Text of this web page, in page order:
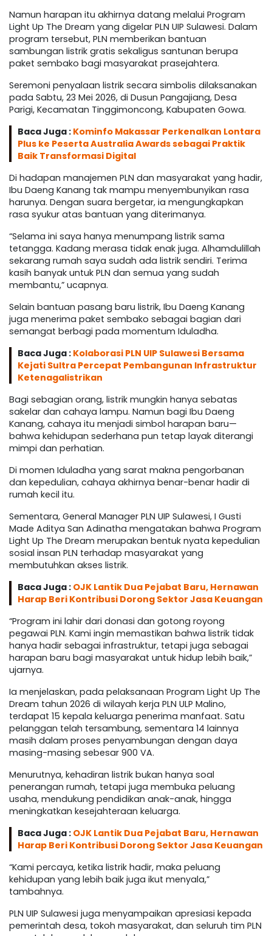
Namun harapan itu akhirnya datang melalui Program
Light Up The Dream yang digelar PLN UIP Sulawesi. Dalam
program tersebut, PLN memberikan bantuan
sambungan listrik gratis sekaligus santunan berupa
paket sembako bagi masyarakat prasejahtera.
Seremoni penyalaan listrik secara simbolis dilaksanakan
pada Sabtu, 23 Mei 2026, di Dusun Pangajiang, Desa
Parigi, Kecamatan Tinggimoncong, Kabupaten Gowa.
Baca Juga : Kominfo Makassar Perkenalkan Lontara
Plus ke Peserta Australia Awards sebagai Praktik
Baik Transformasi Digital
Di hadapan manajemen PLN dan masyarakat yang hadir,
Ibu Daeng Kanang tak mampu menyembunyikan rasa
harunya. Dengan suara bergetar, ia mengungkapkan
rasa syukur atas bantuan yang diterimanya.
“Selama ini saya hanya menumpang listrik sama
tetangga. Kadang merasa tidak enak juga. Alhamdulillah
sekarang rumah saya sudah ada listrik sendiri. Terima
kasih banyak untuk PLN dan semua yang sudah
membantu,” ucapnya.
Selain bantuan pasang baru listrik, Ibu Daeng Kanang
juga menerima paket sembako sebagai bagian dari
semangat berbagi pada momentum Iduladha.
Baca Juga : Kolaborasi PLN UIP Sulawesi Bersama
Kejati Sultra Percepat Pembangunan Infrastruktur
Ketenagalistrikan
Bagi sebagian orang, listrik mungkin hanya sebatas
sakelar dan cahaya lampu. Namun bagi Ibu Daeng
Kanang, cahaya itu menjadi simbol harapan baru—
bahwa kehidupan sederhana pun tetap layak diterangi
mimpi dan perhatian.
Di momen Iduladha yang sarat makna pengorbanan
dan kepedulian, cahaya akhirnya benar-benar hadir di
rumah kecil itu.
Sementara, General Manager PLN UIP Sulawesi, I Gusti
Made Aditya San Adinatha mengatakan bahwa Program
Light Up The Dream merupakan bentuk nyata kepedulian
sosial insan PLN terhadap masyarakat yang
membutuhkan akses listrik.
Baca Juga : OJK Lantik Dua Pejabat Baru, Hernawan
Harap Beri Kontribusi Dorong Sektor Jasa Keuangan
“Program ini lahir dari donasi dan gotong royong
pegawai PLN. Kami ingin memastikan bahwa listrik tidak
hanya hadir sebagai infrastruktur, tetapi juga sebagai
harapan baru bagi masyarakat untuk hidup lebih baik,”
ujarnya.
Ia menjelaskan, pada pelaksanaan Program Light Up The
Dream tahun 2026 di wilayah kerja PLN ULP Malino,
terdapat 15 kepala keluarga penerima manfaat. Satu
pelanggan telah tersambung, sementara 14 lainnya
masih dalam proses penyambungan dengan daya
masing-masing sebesar 900 VA.
Menurutnya, kehadiran listrik bukan hanya soal
penerangan rumah, tetapi juga membuka peluang
usaha, mendukung pendidikan anak-anak, hingga
meningkatkan kesejahteraan keluarga.
Baca Juga : OJK Lantik Dua Pejabat Baru, Hernawan
Harap Beri Kontribusi Dorong Sektor Jasa Keuangan
“Kami percaya, ketika listrik hadir, maka peluang
kehidupan yang lebih baik juga ikut menyala,”
tambahnya.
PLN UIP Sulawesi juga menyampaikan apresiasi kepada
pemerintah desa, tokoh masyarakat, dan seluruh tim PLN